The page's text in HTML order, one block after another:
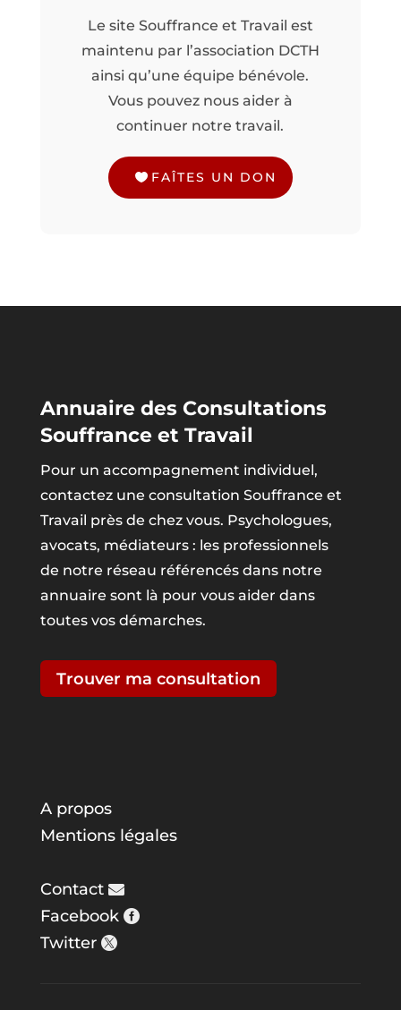
Le site Souffrance et Travail est
maintenu par l’association DCTH
ainsi qu’une équipe bénévole.
Vous pouvez nous aider à
continuer notre travail.
FAÎTES UN DON
Annuaire des Consultations
Souffrance et Travail
Pour un accompagnement individuel,
contactez une consultation Souffrance et
Travail près de chez vous. Psychologues,
avocats, médiateurs : les professionnels
de notre réseau référencés dans notre
annuaire sont là pour vous aider dans
toutes vos démarches.
Trouver ma consultation
A propos
Mentions légales
Contact
Facebook
Twitter